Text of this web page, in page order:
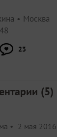
Москва
23
(5)
2 мая